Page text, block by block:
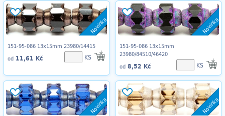
Novinka
151-95-086 13x15mm 23980/14415
od 11,61 Kč KS
Novinka
151-95-086 13x15mm
23980/84510/46420
od 8,52 Kč KS
Novinka Novinka